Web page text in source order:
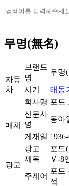
검
무명(無名)
자동
차
브랜드
명
무명
시기
태동
회사명 포드
매체
신문사
명
동아
게재일
광고
광고
제목
포드
Ｖ-8
주제어
포드
점